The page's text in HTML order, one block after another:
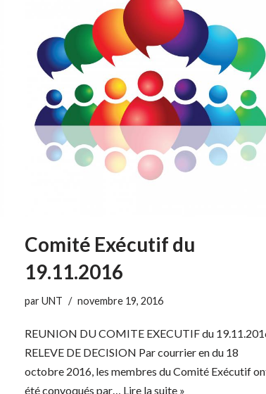
Comité Exécutif du
19.11.2016
parUNT novembre 19, 2016
REUNION DU COMITE EXECUTIF du
RELEVE DE DECISION Par courrier en du 18
octobre 2016, les membres du Comité Exécutif
été convoqués par… Lire la suite »